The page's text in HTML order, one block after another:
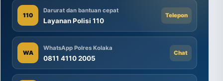
110
Darurat dan bantuan cepat
Layanan Polisi 110
Telepon
WA
WhatsApp Polres Kolaka
0811 4110 2005
Chat